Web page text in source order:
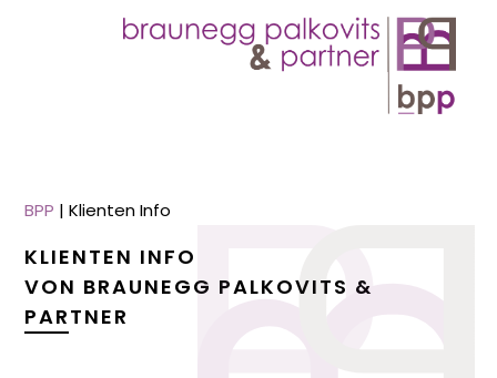
BPP |Klienten Info
KLIENTEN INFO
VON BRAUNEGG PALKOVITS &
PARTNER